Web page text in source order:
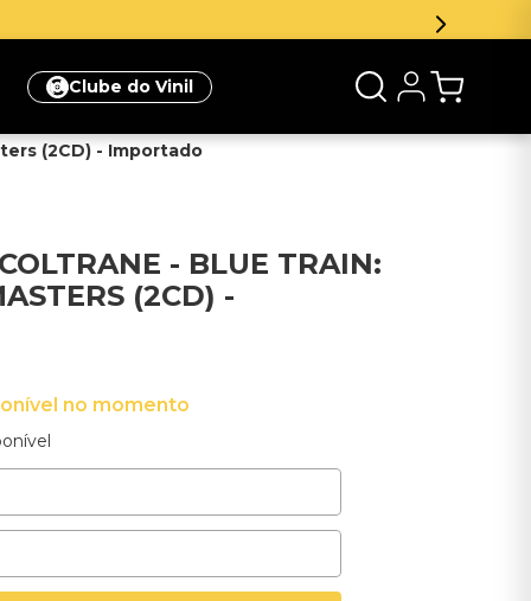
Clube do Vinil
(2CD) - Importado
- BLUE TRAIN:
(2CD) -
no momento